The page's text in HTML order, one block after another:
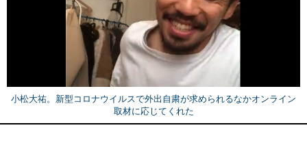
小松大祐。新型コロナウイルスで外出自粛が求められるなかオンライン
取材に応じてくれた